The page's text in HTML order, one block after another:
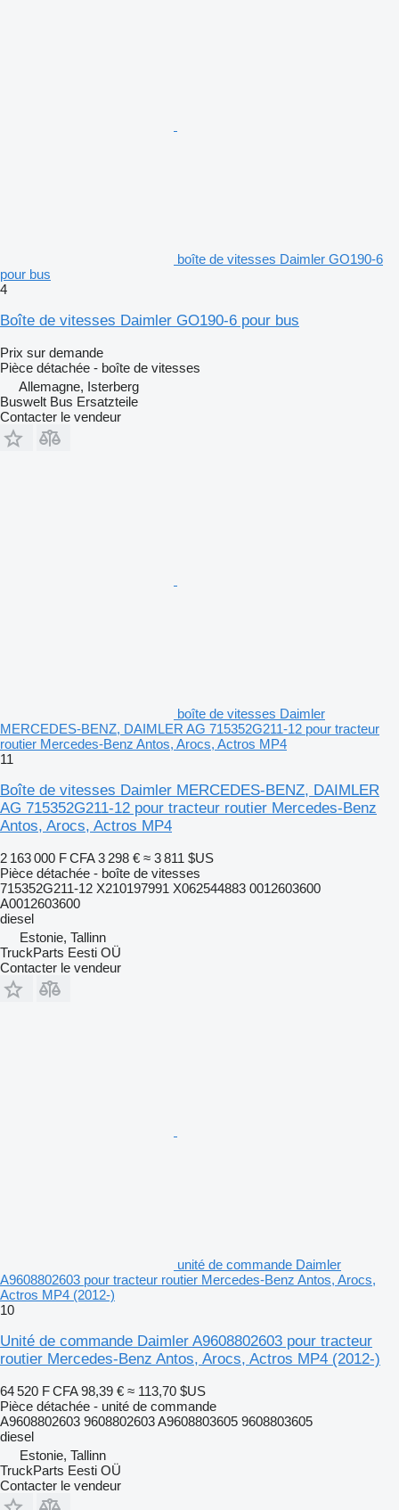
boîte de vitesses Daimler GO190-6
pour bus
4
Boîte de vitesses Daimler GO190-6 pour bus
Prix sur demande
Pièce détachée - boîte de vitesses
Allemagne, Isterberg
Buswelt Bus Ersatzteile
Contacter le vendeur
boîte de vitesses Daimler
MERCEDES-BENZ, DAIMLER AG 715352G211-12 pour tracteur
routier Mercedes-Benz Antos, Arocs, Actros MP4
11
Boîte de vitesses Daimler MERCEDES-BENZ, DAIMLER
AG 715352G211-12 pour tracteur routier Mercedes-Benz
Antos, Arocs, Actros MP4
2 163 000 F CFA 3 298 € ≈ 3 811 $US
Pièce détachée - boîte de vitesses
715352G211-12 X210197991 X062544883 0012603600
A0012603600
diesel
Estonie, Tallinn
TruckParts Eesti OÜ
Contacter le vendeur
unité de commande Daimler
A9608802603 pour tracteur routier Mercedes-Benz Antos, Arocs,
Actros MP4 (2012-)
10
Unité de commande Daimler A9608802603 pour tracteur
routier Mercedes-Benz Antos, Arocs, Actros MP4 (2012-)
64 520 F CFA 98,39 € ≈ 113,70 $US
Pièce détachée - unité de commande
A9608802603 9608802603 A9608803605 9608803605
diesel
Estonie, Tallinn
TruckParts Eesti OÜ
Contacter le vendeur